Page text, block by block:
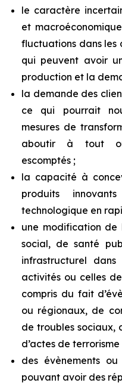
le caractère
et
fluctuations dans les
qui peuvent avoir
production et la
la demande des
ce qui pourrait
mesures de
aboutir à tout
escomptés ;
la capacité à
produits
technologique en
une modification de
social, de santé
infrastructurel dans
activités ou celles de
compris du fait
ou régionaux, de
de troubles sociaux,
d’actes de terrorisme
des évènements ou
pouvant avoir des